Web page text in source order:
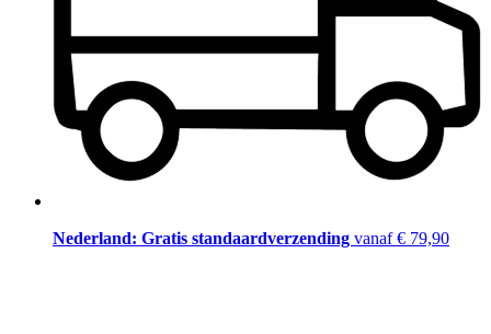
Nederland: Gratis standaardverzending vanaf € 79,90